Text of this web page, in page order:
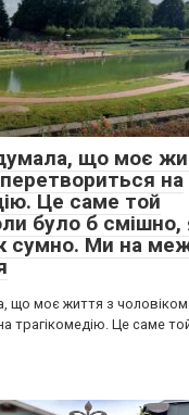
що моє
на
Це саме той
було б смішно,
сумно. Ми на
що моє життя з чоловіком
трагікомедію. Це саме